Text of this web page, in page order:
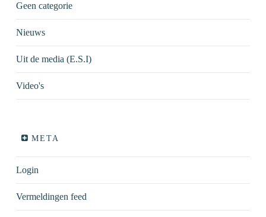
Geen categorie
Nieuws
Uit de media (E.S.I)
Video's
META
Login
Vermeldingen feed